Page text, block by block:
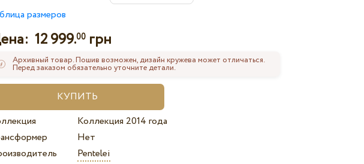
размеров
12 999.00 грн
Архивный товар. Пошив возможен, дизайн кружева может отличаться.
Перед заказом обязательно уточните детали.
Коллекция 2014 года
Нет
Pentelei